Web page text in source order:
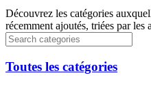
Découvrez les catégories
récemment ajoutés, triées par les
Toutes les catégories